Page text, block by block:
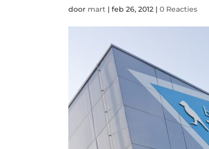
door mart |feb 26, 2012 |0 Reacties